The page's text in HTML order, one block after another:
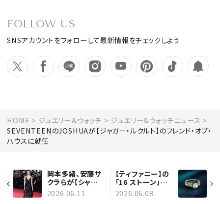
FOLLOW US
SNSアカウントをフォローして最新情報をチェックしよう
HOME ジュエリー＆ウォッチ
ジュエリー&ウォッチニュース
SEVENTEENのJOSHUAが【ジャガー・ルクルト】のフレンド・オブ・
ハウスに就任
岡本多緒、安藤サ
クラらが【シャネ
ル】のジュエリー＆
ウォッチをまとっ
2026.06.11
【ティファニー】の
「16 ストーン」か
ら新作リングが登
場！ アイコンを再
2026.06.08